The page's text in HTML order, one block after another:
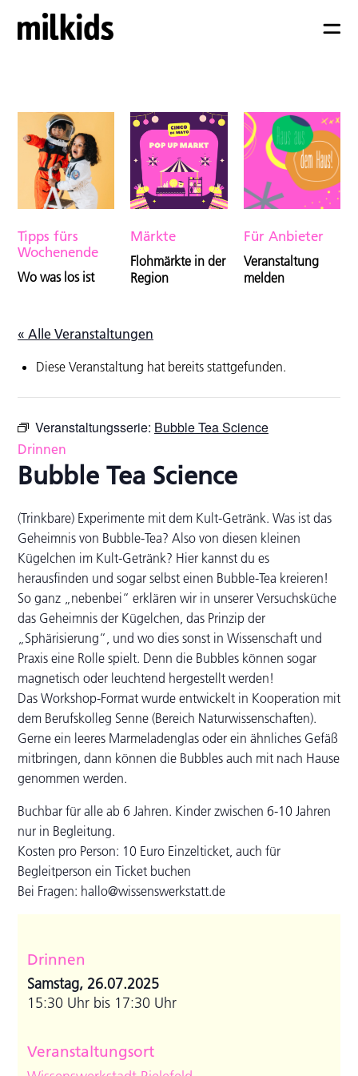
Tipps fürs
Wochenende
Wo was los ist
Märkte
Flohmärkte in der
Region
Für Anbieter
Veranstaltung
melden
« Alle Veranstaltungen
Diese Veranstaltung hat bereits stattgefunden.
Veranstaltungsserie: Bubble Tea Science
Drinnen
Bubble Tea Science
(Trinkbare) Experimente mit dem Kult-Getränk. Was ist das
Geheimnis von Bubble-Tea? Also von diesen kleinen
Kügelchen im Kult-Getränk? Hier kannst du es
herausfinden und sogar selbst einen Bubble-Tea kreieren!
So ganz „nebenbei“ erklären wir in unserer Versuchsküche
das Geheimnis der Kügelchen, das Prinzip der
„Sphärisierung“, und wo dies sonst in Wissenschaft und
Praxis eine Rolle spielt. Denn die Bubbles können sogar
magnetisch oder leuchtend hergestellt werden!
Das Workshop-Format wurde entwickelt in Kooperation mit
dem Berufskolleg Senne (Bereich Naturwissenschaften).
Gerne ein leeres Marmeladenglas oder ein ähnliches Gefäß
mitbringen, dann können die Bubbles auch mit nach Hause
genommen werden.
Buchbar für alle ab 6 Jahren. Kinder zwischen 6-10 Jahren
nur in Begleitung.
Kosten pro Person: 10 Euro Einzelticket, auch für
Begleitperson ein Ticket buchen
Bei Fragen: hallo@wissenswerkstatt.de
Drinnen
Samstag, 26.07.2025
15:30 Uhr bis 17:30 Uhr
Veranstaltungsort